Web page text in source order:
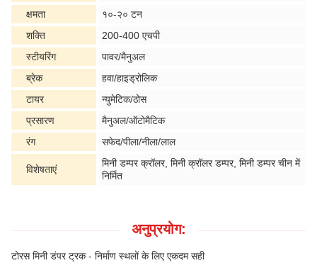
क्षमता
१०-२० टन
शक्ति
200-400 एचपी
स्टीयरिंग
पावर/मैनुअल
ब्रेक
हवा/हाइड्रोलिक
टायर
न्युमेटिक/ठोस
प्रसारण
मैनुअल/ऑटोमैटिक
रंग
सफेद/पीला/नीला/लाल
विशेषताएं
मिनी डम्पर क्रॉलर, मिनी क्रॉलर डम्पर, मिनी डम्पर चीन में
निर्मित
अनुप्रयोग:
टोरस मिनी डंपर ट्रक - निर्माण स्थलों के लिए एकदम सही